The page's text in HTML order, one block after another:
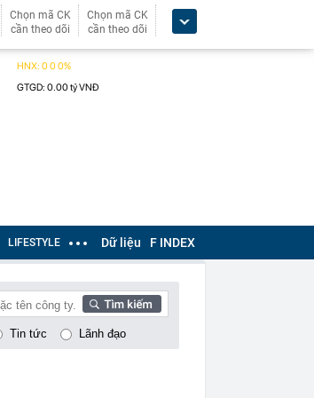
Chọn mã CK
cần theo dõi
Chọn mã CK
cần theo dõi
LIFESTYLE Dữ liệu F INDEX
Tin tức Lãnh đạo